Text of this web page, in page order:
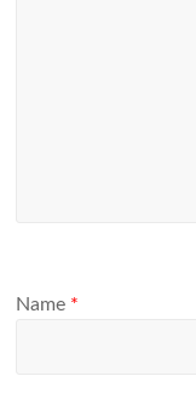
Name *